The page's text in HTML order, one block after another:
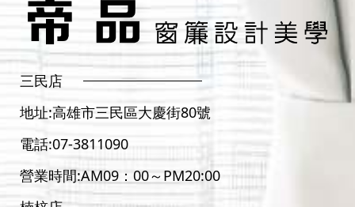
三民店
地址:高雄市三民區大慶街80號
電話:07-3811090
營業時間:AM09：00～PM20:00